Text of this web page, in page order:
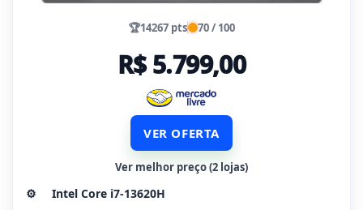
🏆14267 pts 70 / 100
R$ 5.799,00
VER OFERTA
Ver melhor preço (2 lojas)
⚙️
Intel Core i7-13620H